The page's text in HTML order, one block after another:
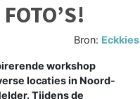
Bron: Eckkies
workshop
locaties in Noord-
Tijdens de